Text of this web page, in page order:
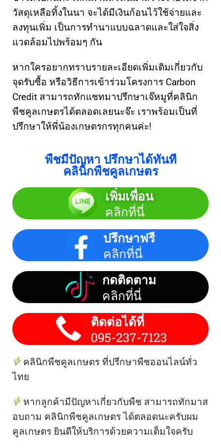
วัสดุเหลือทิ้งในนา จะได้มีเงินก้อนไว้ใช้จ่ายและ
ลงทุนเพิ่ม เป็นการทำนาแบบฉลาดและใส่ใจสิ่ง
แวดล้อมไปพร้อมๆ กัน
หากใครอยากทราบรายละเอียดเพิ่มเติมเกี่ยวกับ
จุดรับซื้อ หรือวิธีการเข้าร่วมโครงการ Carbon
Credit สามารถทักแชทมาปรึกษาเจ๊หมูที่คลินิก
พืชคูลเกษตรได้ตลอดเลยนะจ๊ะ เราพร้อมเป็นที่
ปรึกษาให้พี่น้องเกษตรกรทุกคนค่ะ!
พืชมีปัญหา ปรึกษาได้ทันที
คลินิกพืชคูลเกษตร
เพิ่มเพื่อน
คลิกที่นี่
ปรึกษาฟรี
คลิกที่นี่
กดติดตาม
คลิกที่นี่
ติดต่อได้ที่
095-237-7123
คลินิกพืชคูลเกษตร ที่ปรึกษาพืชออนไลน์ทั่ว
ไทย
หากลูกค้ามีปัญหาเกี่ยวกับพืช สามารถทักมาส
อบถาม คลินิกพืชคูลเกษตร ได้ตลอดนะครับผม
คูลเกษตร ยินดีให้บริการด้วยความเต็มใจครับ